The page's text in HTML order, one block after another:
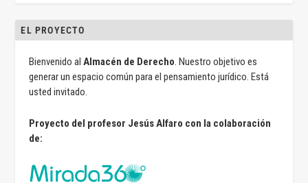
EL PROYECTO
Bienvenido alAlmacén de Derecho. Nuestro objetivo es
generar un espacio común para el pensamiento jurídico. Está
usted invitado.
Proyecto del profesor Jesús Alfaro con la colaboración
de: